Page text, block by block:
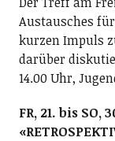
Austausches
kurzen Impuls
darüber
14.00 Uhr,
FR, 21. bis SO,